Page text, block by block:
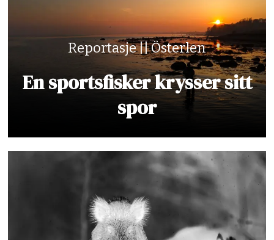
Reportasje || Österlen
En sportsfisker krysser sitt
spor